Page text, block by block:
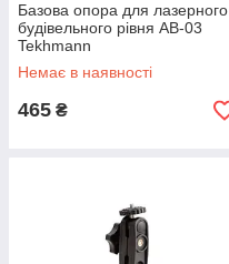
Базова опора для лазерного
будівельного рівня AB-03
Tekhmann
Немає в наявності
465 ₴